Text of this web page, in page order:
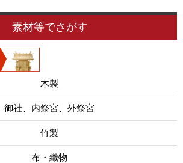
素材等でさがす
木製
御社、内祭宮、外祭宮
竹製
布・織物